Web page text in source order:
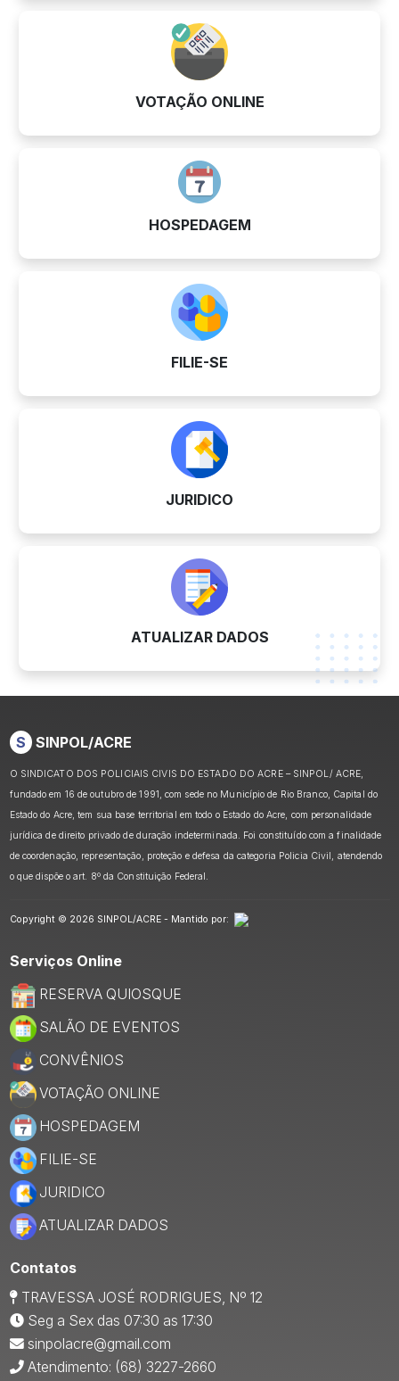
VOTAÇÃO ONLINE
HOSPEDAGEM
FILIE-SE
JURIDICO
ATUALIZAR DADOS
S SINPOL/ACRE
O SINDICATO DOS POLICIAIS CIVIS DO ESTADO DO ACRE – SINPOL/ ACRE,
fundado em 16 de outubro de 1991, com sede no Município de Rio Branco, Capital do
Estado do Acre, tem sua base territorial em todo o Estado do Acre, com personalidade
jurídica de direito privado de duração indeterminada. Foi constituído com a finalidade
de coordenação, representação, proteção e defesa da categoria Policia Civil, atendendo
o que dispõe o art. 8º da Constituição Federal.
Copyright © 2026 SINPOL/ACRE - Mantido por:
Serviços Online
RESERVA QUIOSQUE
SALÃO DE EVENTOS
CONVÊNIOS
VOTAÇÃO ONLINE
HOSPEDAGEM
FILIE-SE
JURIDICO
ATUALIZAR DADOS
Contatos
TRAVESSA JOSÉ RODRIGUES, Nº 12
Seg a Sex das 07:30 as 17:30
sinpolacre@gmail.com
Atendimento: (68) 3227-2660